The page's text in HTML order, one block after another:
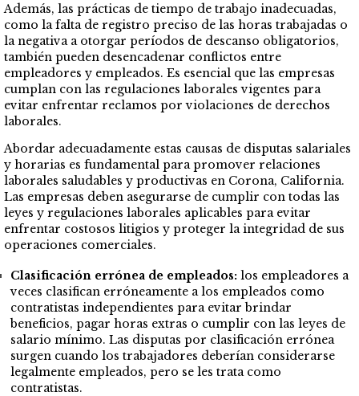
Además, las prácticas de tiempo de trabajo inadecuadas,
como la falta de registro preciso de las horas trabajadas o
la negativa a otorgar períodos de descanso obligatorios,
también pueden desencadenar conflictos entre
empleadores y empleados. Es esencial que las empresas
cumplan con las regulaciones laborales vigentes para
evitar enfrentar reclamos por violaciones de derechos
laborales.
Abordar adecuadamente estas causas de disputas salariales
y horarias es fundamental para promover relaciones
laborales saludables y productivas en Corona, California.
Las empresas deben asegurarse de cumplir con todas las
leyes y regulaciones laborales aplicables para evitar
enfrentar costosos litigios y proteger la integridad de sus
operaciones comerciales.
Clasificación errónea de empleados: los empleadores a
veces clasifican erróneamente a los empleados como
contratistas independientes para evitar brindar
beneficios, pagar horas extras o cumplir con las leyes de
salario mínimo. Las disputas por clasificación errónea
surgen cuando los trabajadores deberían considerarse
legalmente empleados, pero se les trata como
contratistas.